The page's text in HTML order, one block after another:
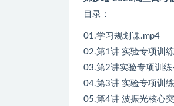
目录：
01.学习规划课.mp4
02.第1讲 实验专项训
03.第2讲实验专项训
04.第3讲 实验专项训
05.第4讲 波振光核心